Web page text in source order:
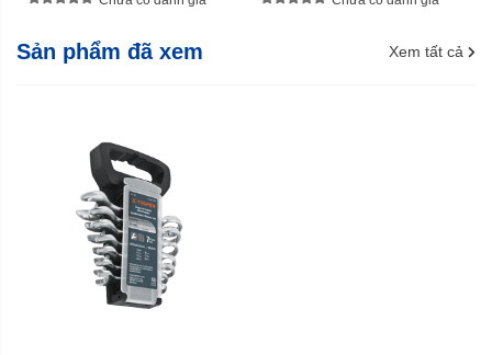
Sản phẩm đã xem Xem tất cả